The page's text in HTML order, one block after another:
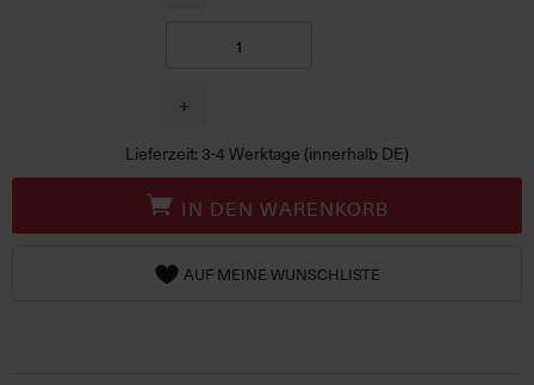
+
Lieferzeit: 3-4 Werktage (innerhalb DE)
IN DEN WARENKORB
AUF MEINE WUNSCHLISTE